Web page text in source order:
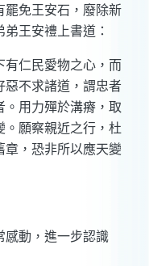
罷免王安石，廢除新
王安禮上書道：
仁民愛物之心，而
惡不求諸道，謂忠者
。用力殫於溝瘠，取
。願察親近之行，杜
章，恐非所以應天變
動，進一步認識